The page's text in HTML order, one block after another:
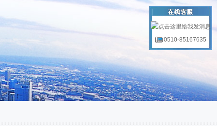
0510-85167635